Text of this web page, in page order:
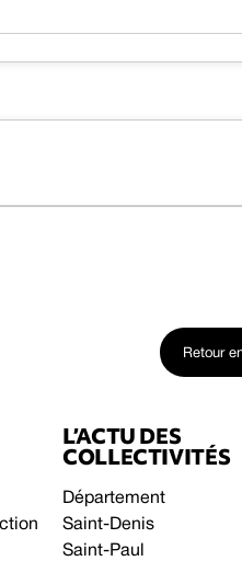
Retour
L’ACTU DES
COLLECTIVITÉS
Département
Saint-Denis
Saint-Paul